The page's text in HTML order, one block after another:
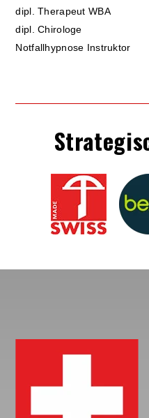
dipl. Therapeut WBA
dipl. Chirologe
Notfallhypnose Instruktor